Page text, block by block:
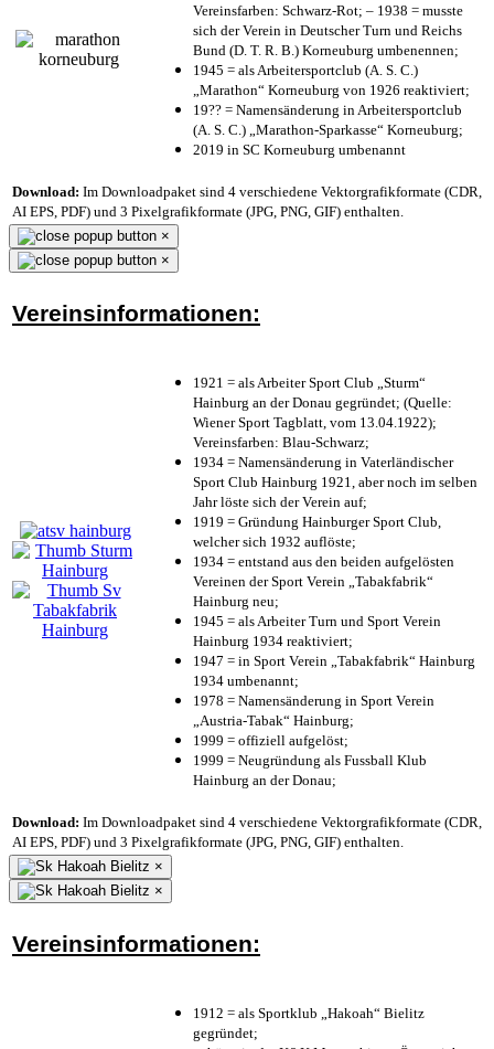
Vereinsfarben: Schwarz-Rot; – 1938 = musste
sich der Verein in Deutscher Turn und Reichs
Bund (D. T. R. B.) Korneuburg umbenennen;
1945 = als Arbeitersportclub (A. S. C.)
„Marathon“ Korneuburg von 1926 reaktiviert;
19?? = Namensänderung in Arbeitersportclub
(A. S. C.) „Marathon-Sparkasse“ Korneuburg;
2019 in SC Korneuburg umbenannt
Download: Im Downloadpaket sind 4 verschiedene Vektorgrafikformate (CDR,
AI EPS, PDF) und 3 Pixelgrafikformate (JPG, PNG, GIF) enthalten.
×
×
Vereinsinformationen:
1921 = als Arbeiter Sport Club „Sturm“
Hainburg an der Donau gegründet; (Quelle:
Wiener Sport Tagblatt, vom 13.04.1922);
Vereinsfarben: Blau-Schwarz;
1934 = Namensänderung in Vaterländischer
Sport Club Hainburg 1921, aber noch im selben
Jahr löste sich der Verein auf;
1919 = Gründung Hainburger Sport Club,
welcher sich 1932 auflöste;
1934 = entstand aus den beiden aufgelösten
Vereinen der Sport Verein „Tabakfabrik“
Hainburg neu;
1945 = als Arbeiter Turn und Sport Verein
Hainburg 1934 reaktiviert;
1947 = in Sport Verein „Tabakfabrik“ Hainburg
1934 umbenannt;
1978 = Namensänderung in Sport Verein
„Austria-Tabak“ Hainburg;
1999 = offiziell aufgelöst;
1999 = Neugründung als Fussball Klub
Hainburg an der Donau;
Download: Im Downloadpaket sind 4 verschiedene Vektorgrafikformate (CDR,
AI EPS, PDF) und 3 Pixelgrafikformate (JPG, PNG, GIF) enthalten.
×
×
Vereinsinformationen:
1912 = als Sportklub „Hakoah“ Bielitz
gegründet;